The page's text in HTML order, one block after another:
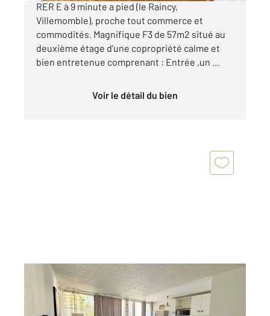
RER E à 9 minute a pied (le Raincy,
Villemomble), proche tout commerce et
commodités. Magnifique F3 de 57m2 situé au
deuxième étage d'une copropriété calme et
bien entretenue comprenant : Entrée ,un ...
Voir le détail du bien
VILLEMOMBLE 93
42,87 m2, 2 pièces
Ref : 320